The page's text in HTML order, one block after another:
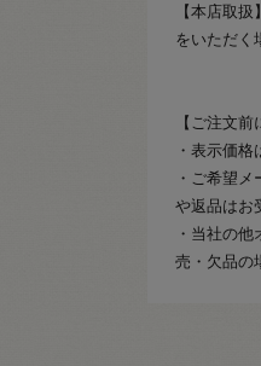
【本店取
をいただく
【ご注文前
・表示価格
・ご希望
や返品はお
・当社の
売・欠品の